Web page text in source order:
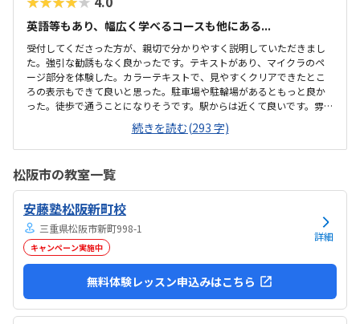
英語等もあり、幅広く学べるコースも他にある...
受付してくださった方が、親切で分かりやすく説明していただきまし
た。強引な勧誘もなく良かったです。テキストがあり、マイクラのペ
ージ部分を体験した。カラーテキストで、見やすくクリアできたとこ
ろの表示もできて良いと思った。駐車場や駐輪場があるともっと良か
った。徒歩で通うことになりそうです。駅からは近くて良いです。雰囲
気も良く、清潔感もあった。部屋が区切られていて、個人スペースも
確保されていて良かった。基本料金以外に、追加料金があまり無さそ
うで良かった。できれば、毎月1万以内で通いたいです。子供に熱心に
気持ちになれて良かった。
続きを読む(293 字)
松阪市の教室一覧
安藤塾松阪新町校
三重県松阪市新町998-1
キャンペーン実施中
詳細
無料体験レッスン申込みはこちら